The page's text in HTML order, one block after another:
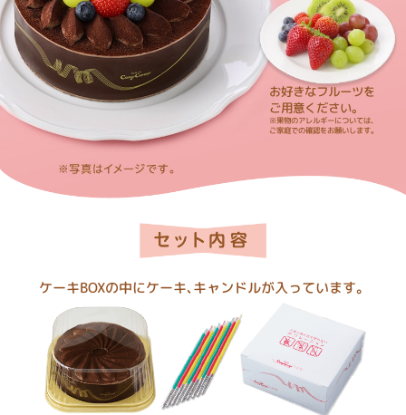
お好きなフルーツを
ご用意ください。
※果物のアレルギーについては、
ご家庭での確認をお願いします。
ケーキBOXの中にケーキ、キャンドルが入っています。